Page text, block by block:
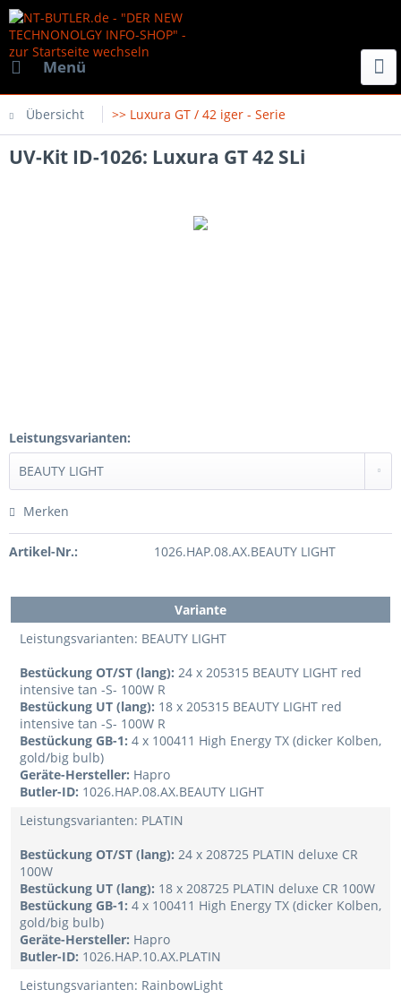
Menü
Übersicht >> Luxura GT / 42 iger - Serie
UV-Kit ID-1026: Luxura GT 42 SLi
Leistungsvarianten:
Merken
Artikel-Nr.: 1026.HAP.08.AX.BEAUTY LIGHT
Variante
Leistungsvarianten: BEAUTY LIGHT
Bestückung OT/ST (lang): 24 x 205315 BEAUTY LIGHT red
intensive tan -S- 100W R
Bestückung UT (lang): 18 x 205315 BEAUTY LIGHT red
intensive tan -S- 100W R
Bestückung GB-1: 4 x 100411 High Energy TX (dicker Kolben,
gold/big bulb)
Geräte-Hersteller: Hapro
Butler-ID: 1026.HAP.08.AX.BEAUTY LIGHT
Leistungsvarianten: PLATIN
Bestückung OT/ST (lang): 24 x 208725 PLATIN deluxe CR
100W
Bestückung UT (lang): 18 x 208725 PLATIN deluxe CR 100W
Bestückung GB-1: 4 x 100411 High Energy TX (dicker Kolben,
gold/big bulb)
Geräte-Hersteller: Hapro
Butler-ID: 1026.HAP.10.AX.PLATIN
Leistungsvarianten: RainbowLight